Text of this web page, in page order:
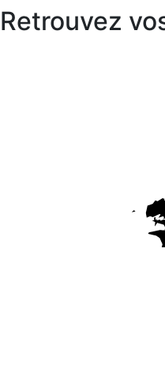
Retrouvez